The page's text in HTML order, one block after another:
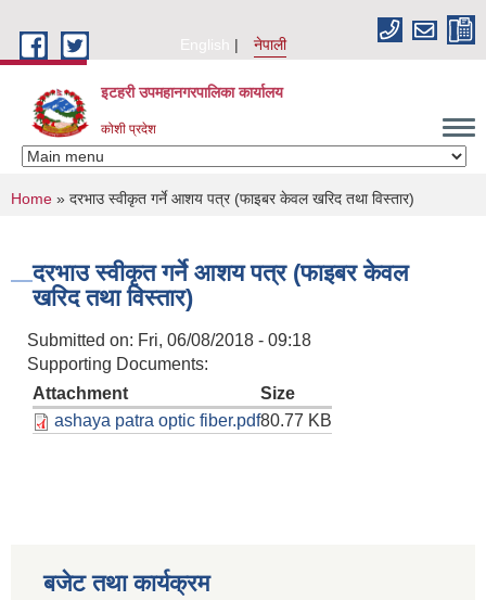
English
नेपाली
इटहरी उपमहानगरपालिका कार्यालय
कोशी प्रदेश
You are here
Home » दरभाउ स्वीकृत गर्ने आशय पत्र (फाइबर केवल खरिद तथा विस्तार)
दरभाउ स्वीकृत गर्ने आशय पत्र (फाइबर केवल
खरिद तथा विस्तार)
Submitted on: Fri, 06/08/2018 - 09:18
Supporting Documents:
Attachment
Size
ashaya patra optic fiber.pdf80.77 KB
बजेट तथा कार्यक्रम